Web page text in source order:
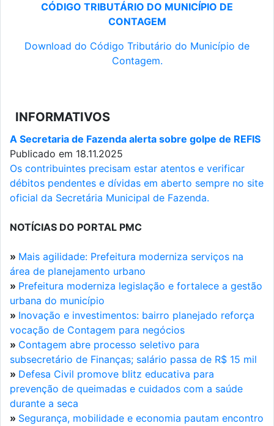
CÓDIGO TRIBUTÁRIO DO MUNICÍPIO DE
CONTAGEM
Download do Código Tributário do Município de
Contagem.
INFORMATIVOS
A Secretaria de Fazenda alerta sobre golpe de REFIS
Publicado em 18.11.2025
Os contribuintes precisam estar atentos e verificar
débitos pendentes e dívidas em aberto sempre no site
oficial da Secretária Municipal de Fazenda.
NOTÍCIAS DO PORTAL PMC
» Mais agilidade: Prefeitura moderniza serviços na
área de planejamento urbano
» Prefeitura moderniza legislação e fortalece a gestão
urbana do município
» Inovação e investimentos: bairro planejado reforça
vocação de Contagem para negócios
» Contagem abre processo seletivo para
subsecretário de Finanças; salário passa de R$ 15 mil
» Defesa Civil promove blitz educativa para
prevenção de queimadas e cuidados com a saúde
durante a seca
» Segurança, mobilidade e economia pautam encontro